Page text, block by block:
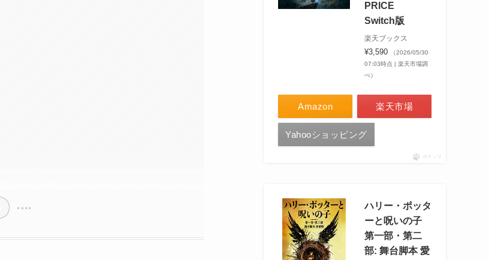
PRICE
Switch版
楽天ブックス
¥3,590
（2026/05/30
07:03時点 | 楽天市場調
べ）
Amazon 楽天市場
Yahooショッピング
ポチップ
ハリー・ポッタ
ーと呪いの子
第一部・第二
部: 舞台脚本 愛